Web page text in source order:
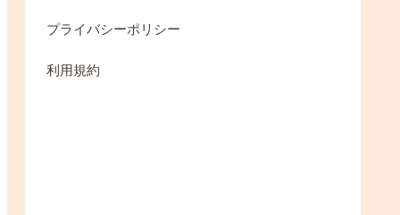
プライバシーポリシー
利用規約